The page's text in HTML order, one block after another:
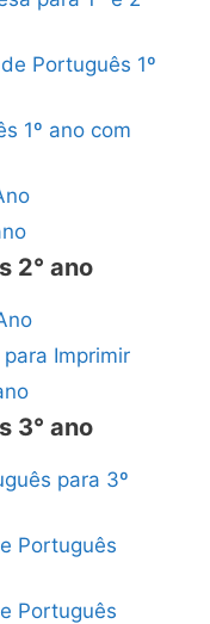
Português 1º
1º ano com
2° ano
Imprimir
3° ano
para 3º
Português
Português